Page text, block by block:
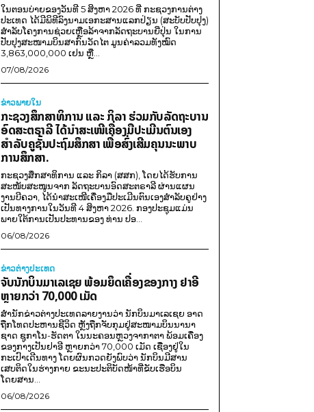
ໃນຕອນບ່າຍຂອງວັນທີ 5 ສິງຫາ 2026 ທີ່ ກະຊວງການຕ່າງ
ປະເທດ ໄດ້ມີພິທີລົງນາມເອກະສານແລກປ່ຽນ (ສະບັບປັບປຸງ)
ສໍາລັບໂຄງການຊ່ວຍເຫຼືອລ້າຈາກລັດຖະບານຍີ່ປຸ່ນ ໃນການ
ປັບປຸງສະໜາມບິນສາກົນວັດໄຕ ມູນຄ່າລວມທັງໝົດ
3,863,000,000 ເຢນ ຫຼື...
07/08/2026
ຂ່າວພາຍ​ໃນ
ກະຊວງສຶກສາທິການ ແລະ ກິລາ ຮ່ວມກັບລັດຖະບານ
ອົດສະຕຣາລີ ໄດ້ນຳສະເໜີເຄື່ອງມືປະເມີນຕົນເອງ
ສຳລັບຄູຊັ້ນປະຖົມສຶກສາ ເພື່ອສົ່ງເສີມຄຸນນະພາບ
ການສຶກສາ.
ກະຊວງສຶກສາທິການ ແລະ ກິລາ (ສສກ), ໂດຍໄດ້ຮັບການ
ສະໜັບສະໜູນຈາກ ລັດຖະບານອົດສະຕຣາລີ ຜ່ານແຜນ
ງານບີຄວາ, ໄດ້ນຳສະເໜີເຄື່ອງມືປະເມີນຕົນເອງສຳລັບຄູຢ່າງ
ເປັນທາງການໃນວັນທີ 4 ສິງຫາ 2026. ກອງປະຊຸມແມ່ນ
ພາຍໃຕ້ການເປັນປະທານຂອງ ທ່ານ ປອ...
06/08/2026
ຂ່າວຕ່າງປະເທດ
ຈັບນັກບິນມາເລເຊຍ ພ້ອມຍຶດເຄື່ອງຂອງກາງ ຢາອີ
ຫຼາຍກວ່າ 70,000 ເມັດ
ສຳນັກຂ່າວຕ່າງປະເທດລາຍງານວ່າ ນັກບິນມາເລເຊຍ ອາດ
ຖືກໂທດປະຫານຊີວິດ ຫຼັງຖືກຈັບກຸມຢູ່ສະໜາມບິນນານາ
ຊາດ ຊູກາໂນ-ຮັດຕາ ໃນນະຄອນຫຼວງຈາກາຕາ ພ້ອມເຄື່ອງ
ຂອງກາງເປັນຢາອີ ຫຼາຍກວ່າ 70,000 ເມັດ ເຊື່ອງຢູ່ໃນ
ກະເປົາເດີນທາງ ໂດຍຜົນກວດຍັງພົບວ່າ ນັກບິນມີສານ
ເສບຕິດໃນຮ່າງກາຍ ຂະນະປະຕິບັດໜ້າທີ່ຂັບເຮືອບິນ
ໂດຍສານ...
06/08/2026